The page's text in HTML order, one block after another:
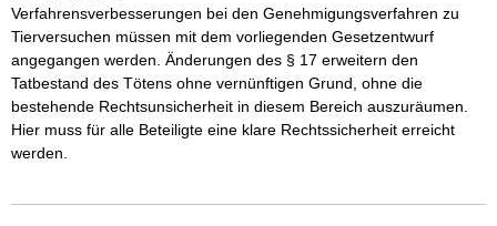
Verfahrensverbesserungen bei den Genehmigungsverfahren zu
Tierversuchen müssen mit dem vorliegenden Gesetzentwurf
angegangen werden. Änderungen des § 17 erweitern den
Tatbestand des Tötens ohne vernünftigen Grund, ohne die
bestehende Rechtsunsicherheit in diesem Bereich auszuräumen.
Hier muss für alle Beteiligte eine klare Rechtssicherheit erreicht
werden.